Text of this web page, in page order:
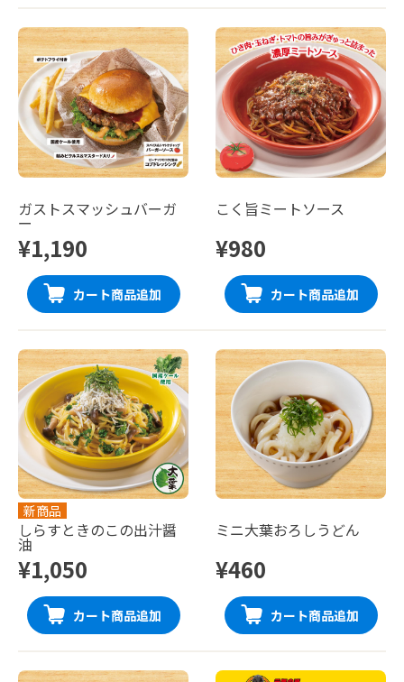
ガストスマッシュバーガ
ー
¥1,190
カート商品追加
こく旨ミートソース
¥980
カート商品追加
新商品
しらすときのこの出汁醤
油
¥1,050
カート商品追加
ミニ大葉おろしうどん
¥460
カート商品追加